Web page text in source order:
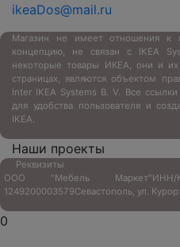
ikeaDos@mail.ru
Магазин не имеет отношения к
концепцию, не связан с IKEA
некоторые товары ИКЕА, они и
страницах, являются объектом
Inter IKEA Systems B. V. Все
для удобства пользователя и
IKEA.
Наши проекты
Реквизиты
ООО "Мебель Маркет"ИНН/
1249200003579Севастополь, ул.
0